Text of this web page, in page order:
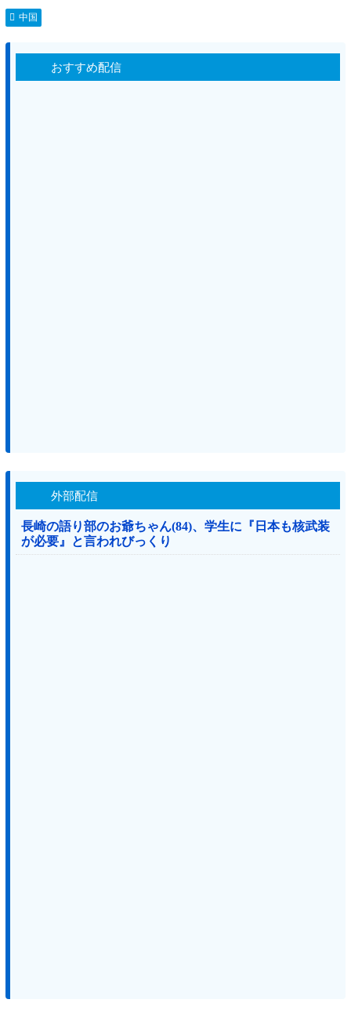
中国
おすすめ配信
外部配信
長崎の語り部のお爺ちゃん(84)、学生に『日本も核武装
が必要』と言われびっくり